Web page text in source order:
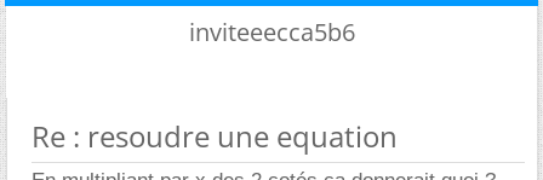
inviteeecca5b6
Re : resoudre une equation